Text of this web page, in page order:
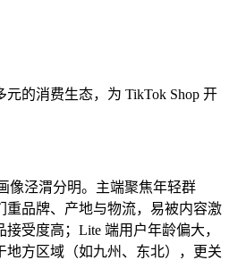
的消费生态，为 TikTok Shop 开
像泾渭分明。主端聚焦年轻群
重品牌、产地与物流，易被内容激
受度高；Lite 端用户年龄偏大，
地方区域（如九州、东北），更关